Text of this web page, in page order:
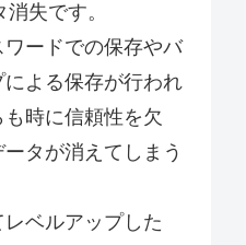
失です。
ードでの保存やバ
よる保存が行われ
時に信頼性を欠
タが消えてしまう
ベルアップした